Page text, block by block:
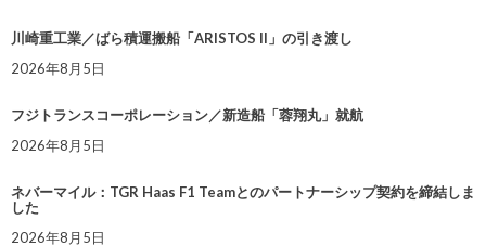
川崎重工業／ばら積運搬船「ARISTOS II」の引き渡し
2026年8月5日
フジトランスコーポレーション／新造船「蓉翔丸」就航
2026年8月5日
ネバーマイル：TGR Haas F1 Teamとのパートナーシップ契約を締結しま
した
2026年8月5日